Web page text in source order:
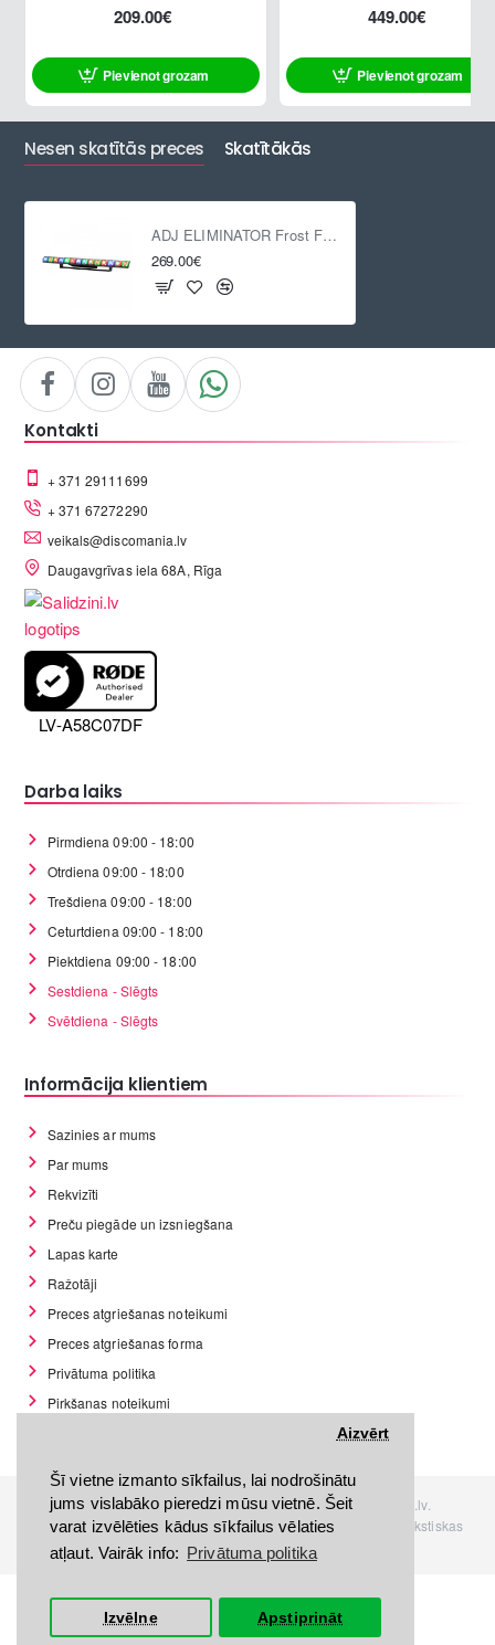
Šī vietne izmanto sīkfailus, lai nodrošinātu
jums vislabāko pieredzi mūsu vietnē. Šeit
varat izvēlēties kādus sīkfailus vēlaties
atļaut. Vairāk info: Privātuma politika
Aizvērt
Izvēlne Apstiprināt
209.00€
Pievienot grozam
449.00€
Pievienot grozam
Nesen skatītās preces Skatītākās
ADJ ELIMINATOR Frost FX Bar RGBW
269.00€
Kontakti
+ 371 29111699
+ 371 67272290
veikals@discomania.lv
Daugavgrīvas iela 68A, Rīga
LV-A58C07DF
Darba laiks
Pirmdiena 09:00 - 18:00
Otrdiena 09:00 - 18:00
Trešdiena 09:00 - 18:00
Ceturtdiena 09:00 - 18:00
Piektdiena 09:00 - 18:00
Sestdiena - Slēgts
Svētdiena - Slēgts
Informācija klientiem
Sazinies ar mums
Par mums
Rekvizīti
Preču piegāde un izsniegšana
Lapas karte
Ražotāji
Preces atgriešanas noteikumi
Preces atgriešanas forma
Privātuma politika
Pirkšanas noteikumi
Visas tiesības rezervētas. Interneta veikals www.Discomania.lv.
Jebkuras Discomania.lv informācijas pārpublicēšana, bez rakstiskas
atļaujas, stingri aizliegta.